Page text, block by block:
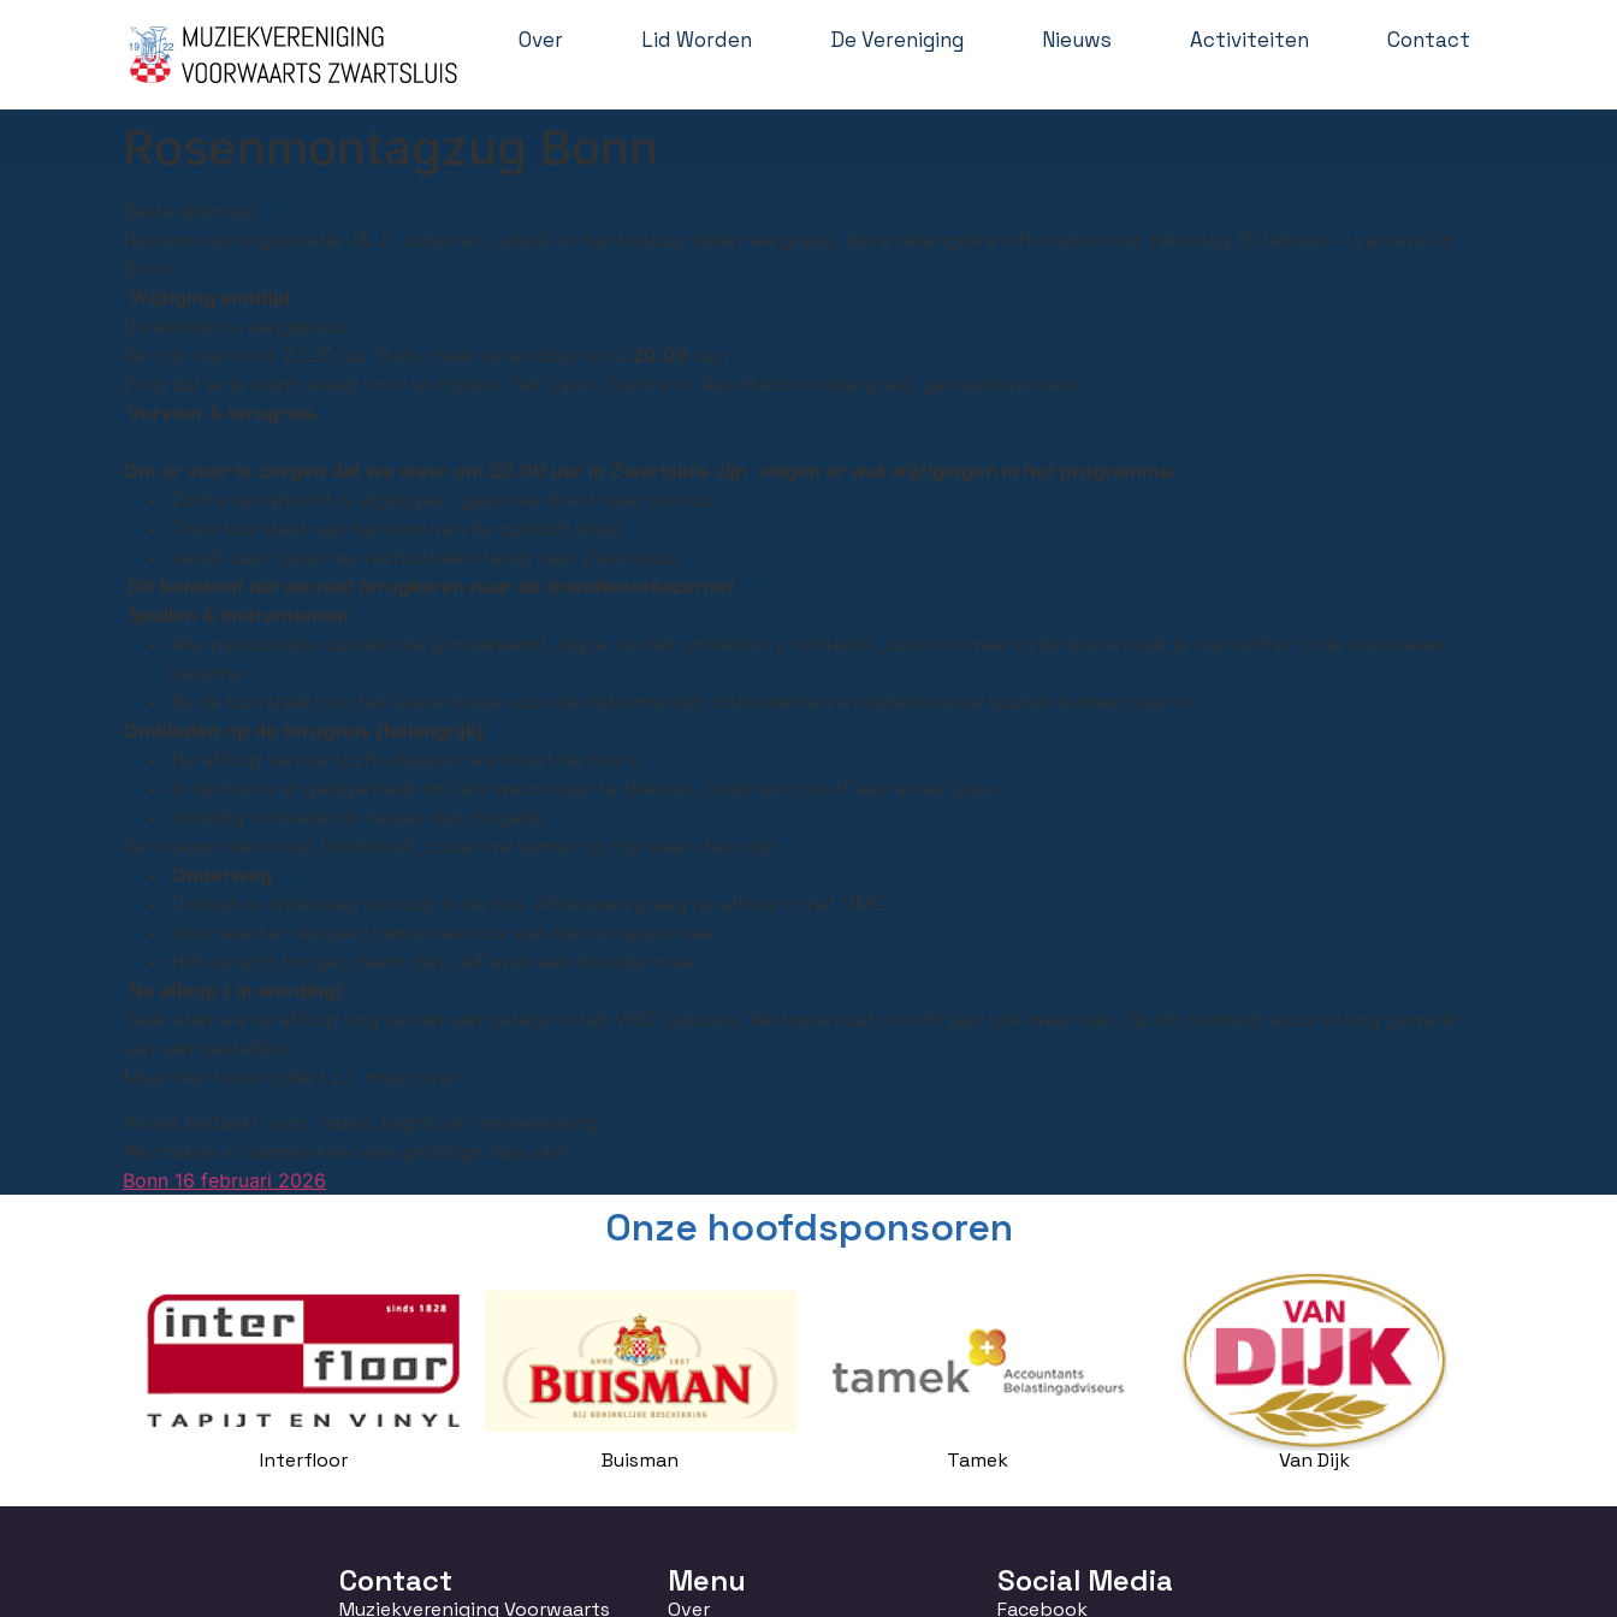
Over Lid Worden De Vereniging Nieuws Activiteiten Contact
Rosenmontagzug Bonn
Beste allemaal,
Namens reis organisatie J& J( Johan en Julian) en het bestuur delen we graag deze belangrijke informatie over zaterdag 16 februari – carnaval in
Bonn.
Wijziging eindtijd
De eindtijd is aangepast.
We zijn niet rond 22.30 uur thuis, maar de eindtijd is nu 20.00 uur.
Zorg dat je je warm kleed voor en tijdens het lopen. Denk evt. Aan thermo ondergoed, gel handwarmers.
Vervoer & terugreis.
Om er voor te zorgen dat we weer om 20.00 uur in Zwartsluis zijn volgen er wat wijzigingen in het programma.
Zodra de optocht is afgelopen, gaan we direct naar de bus.
Onze bus staat aan het eind van de optocht klaar.
Vanaf daar rijden we rechtstreeks terug naar Zwartsluis.
Dit betekent dat we niet terugkeren naar de brandweerkazerne!
Spullen & instrumenten
Alle persoonlijke spullen die je meeneemt, leg je ,na het omkleden s ochtends ,dus ook weer in de bus en laat je niet achter in de brandweer
kazerne.
Bij de bus staat ook het kleine busje voor de instrumenten; instrumenten en bijbehorende spullen kunnen daar in.
Omkleden op de terugreis (belangrijk)
Na afloop van de tocht stappen we direct de bus in.
In de bus is er gelegenheid om iets warms aan te trekken, zoals een trui of een ander jasje.
Volledig omkleden is helaas niet mogelijk.
We vragen hierin wat flexibiliteit, zodat we samen op tijd weer thuis zijn.
Onderweg
Drinken is onderweg te koop in de bus. Afrekenen graag na afloop in het VMC
Voor wie het vergeet, nemen we ook wat kleine hapjes mee.
Heb je echt honger, neem dan zelf even een broodje mee.
Na afloop ( in wording)
Vaak eten we na afloop nog samen een patatje in het VMC gebouw. We hopen dat ons dit jaar ook weer lukt. Op dit moment word er nog gewerkt
aan een bestellijst.
Maar hier horen jullie t.z.t. meer over.
Alvast bedankt voor ieders begrip en medewerking.
We maken er samen weer een gezellige dag van!
Bonn 16 februari 2026
Onze hoofdsponsoren
Interfloor Buisman Tamek Van Dijk
Contact
Muziekvereniging Voorwaarts
Menu
Over
Social Media
Facebook